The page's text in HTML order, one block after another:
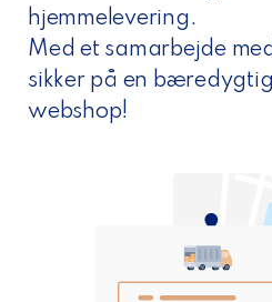
hjemmelevering.
Med et samarbejde
sikker på en
webshop!